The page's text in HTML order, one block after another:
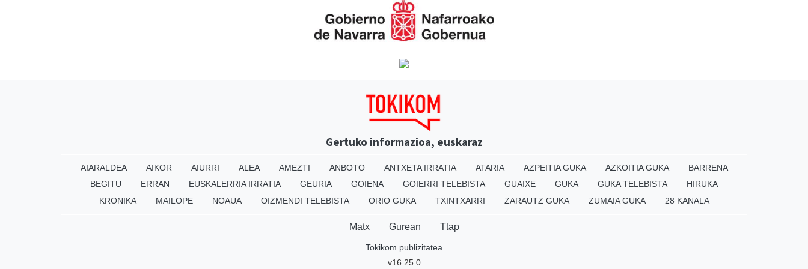
Gertuko informazioa, euskaraz
AIARALDEA AIKOR AIURRI ALEA AMEZTI ANBOTO ANTXETA IRRATIA ATARIA AZPEITIA GUKA AZKOITIA GUKA
BARRENA
BEGITU
ERRAN EUSKALERRIA IRRATIA GEURIA GOIENA GOIERRI TELEBISTA GUAIXE GUKA GUKA TELEBISTA
HIRUKA
KRONIKA
MAILOPE NOAUA OIZMENDI TELEBISTA ORIO GUKA TXINTXARRI ZARAUTZ GUKA ZUMAIA GUKA 28 KANALA
Matx Gurean Ttap
Tokikom publizitatea
v16.25.0